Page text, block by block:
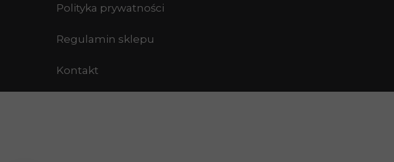
Polityka prywatności
Regulamin sklepu
Kontakt